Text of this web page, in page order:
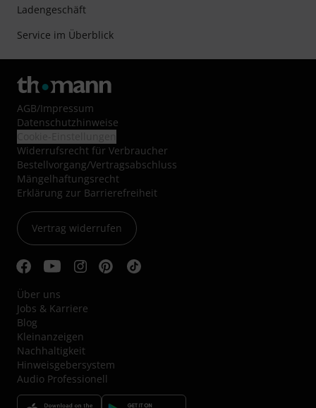
Ladengeschäft
Service im Überblick
AGB/Impressum
Datenschutzhinweise
Widerrufsrecht für Verbraucher
Bestellvorgang/Vertragsabschluss
Mängelhaftungsrecht
Erklärung zur Barrierefreiheit
Vertrag widerrufen
Über uns
Jobs & Karriere
Blog
Kleinanzeigen
Nachhaltigkeit
Hinweisgebersystem
Audio Professionell